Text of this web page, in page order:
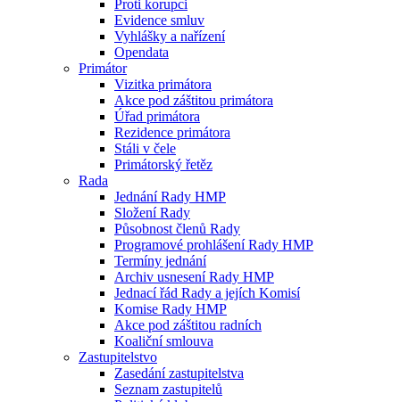
Proti korupci
Evidence smluv
Vyhlášky a nařízení
Opendata
Primátor
Vizitka primátora
Akce pod záštitou primátora
Úřad primátora
Rezidence primátora
Stáli v čele
Primátorský řetěz
Rada
Jednání Rady HMP
Složení Rady
Působnost členů Rady
Programové prohlášení Rady HMP
Termíny jednání
Archiv usnesení Rady HMP
Jednací řád Rady a jejích Komisí
Komise Rady HMP
Akce pod záštitou radních
Koaliční smlouva
Zastupitelstvo
Zasedání zastupitelstva
Seznam zastupitelů